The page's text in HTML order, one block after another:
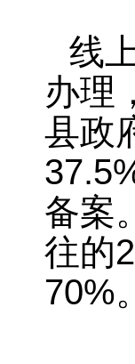
线
办理
县政
备案
往的
70%。